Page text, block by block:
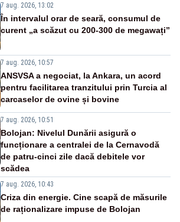
7 aug. 2026, 13:02
În intervalul orar de seară, consumul de
curent „a scăzut cu 200-300 de megawați”
7 aug. 2026, 10:57
ANSVSA a negociat, la Ankara, un acord
pentru facilitarea tranzitului prin Turcia al
carcaselor de ovine și bovine
7 aug. 2026, 10:51
Bolojan: Nivelul Dunării asigură o
funcționare a centralei de la Cernavodă
de patru-cinci zile dacă debitele vor
scădea
7 aug. 2026, 10:43
Criza din energie. Cine scapă de măsurile
de raționalizare impuse de Bolojan